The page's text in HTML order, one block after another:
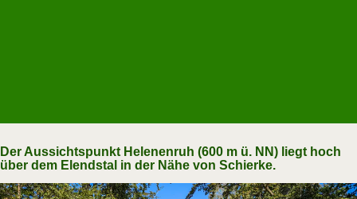
Der Aussichtspunkt Helenenruh (600 m ü. NN) liegt hoch
über dem Elendstal in der Nähe von Schierke.